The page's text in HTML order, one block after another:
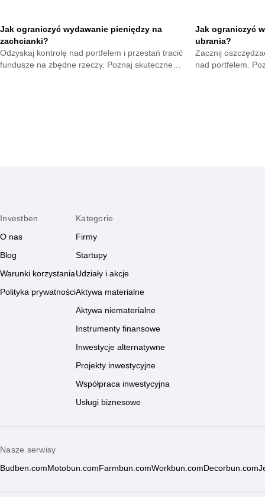
Jak ograniczyć wydawanie pieniędzy na
zachcianki?
Odzyskaj kontrolę nad portfelem i przestań tracić
fundusze na zbędne rzeczy. Poznaj skuteczne
Jak ograniczyć
ubrania?
Zacznij
nad portfelem.
Investben
O nas
Blog
Warunki korzystania
Polityka prywatności
Kategorie
Firmy
Startupy
Udziały i akcje
Aktywa materialne
Aktywa niematerialne
Instrumenty finansowe
Inwestycje alternatywne
Projekty inwestycyjne
Współpraca inwestycyjna
Usługi biznesowe
Nasze serwisy
Budben.com Motobun.com Farmbun.comWorkbun.com Decorbun.com